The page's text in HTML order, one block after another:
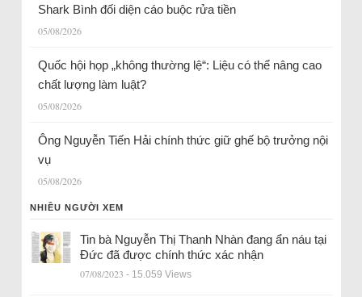
Shark Bình đối diện cáo buộc rửa tiền
05/08/2026
Quốc hội họp „không thường lệ“: Liệu có thể nâng cao
chất lượng làm luật?
05/08/2026
Ông Nguyễn Tiến Hải chính thức giữ ghế bộ trưởng nội
vụ
05/08/2026
NHIỀU NGƯỜI XEM
Tin bà Nguyễn Thị Thanh Nhàn đang ẩn náu tại
Đức đã được chính thức xác nhận
07/08/2023 - 15.059 Views